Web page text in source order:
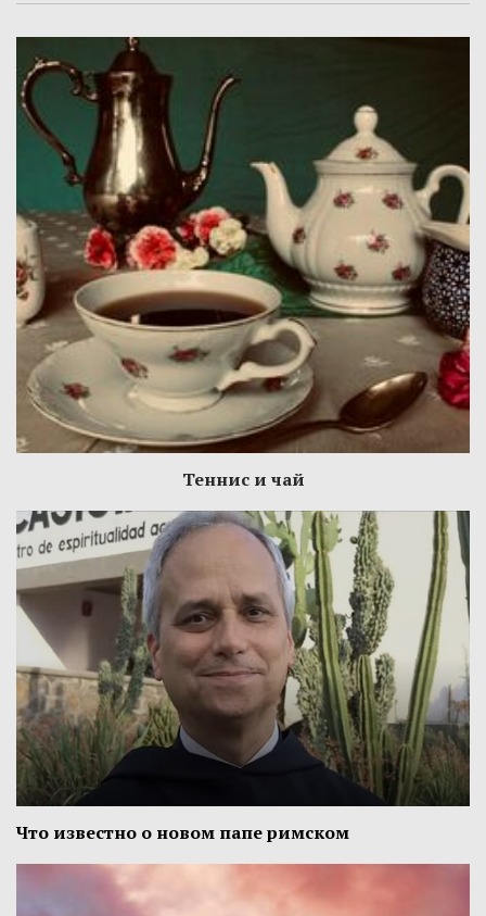
Теннис и чай
Что известно о новом папе римском